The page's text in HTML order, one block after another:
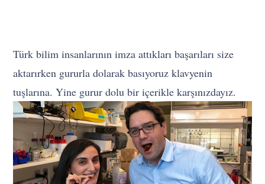
Türk bilim insanlarının imza attıkları başarıları size
aktarırken gururla dolarak basıyoruz klavyenin
tuşlarına. Yine gurur dolu bir içerikle karşınızdayız.